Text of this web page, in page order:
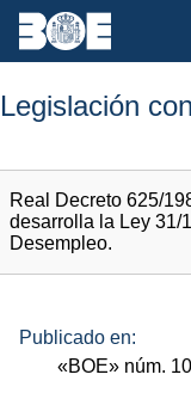
Legislación
Real Decreto 625/
desarrolla la Ley 31/
Desempleo.
Publicado en:
«BOE» núm.